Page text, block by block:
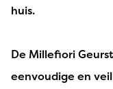
huis.
De Millefiori
eenvoudige en